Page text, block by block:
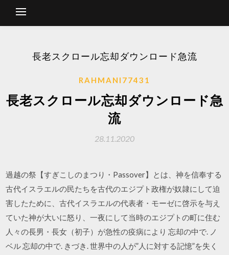
長老スクロール忘却ダウンロード急流
RAHMANI77431
長老スクロール忘却ダウンロード急
流
28.11.2020
過越の祭【すぎこしのまつり・Passover】とは、神を信奉する
古代イスラエルの民たちを古代のエジプト政権が奴隷にして迫
害したために、古代イスラエルの代表者・モーゼに啓示を与え
ていた神が大いに怒り、一夜にして当時のエジプトの町に住む
人々の長男・長女（初子）が急性の疫病により 忘却の中で. ノ
ベル 忘却の中で. きづき. 世界中の人が”人に対する記憶”を失く